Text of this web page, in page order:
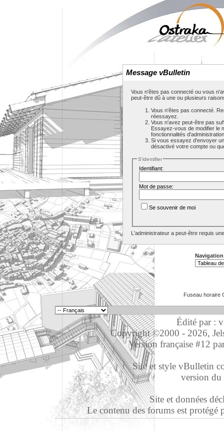
Message vBulletin
Vous n'êtes pas connecté ou vous
peut-être dû à une ou plusieurs
Vous n'êtes pas connecté.
réessayez.
Vous n'avez peut-être pas
Essayez-vous de modifier le
fonctionnalités
Si vous essayez d'envoyer
désactivé votre compte ou
S'identifier
Identifiant:
Mot de passe:
Se souvenir de moi
L'administrateur a peut-être requis
Fuseau horaire
Édité par :
Copyright ©2000 - 2026,
Version française #12
Site et style vBulletin
version
Site et données
Le contenu des forums est protégé